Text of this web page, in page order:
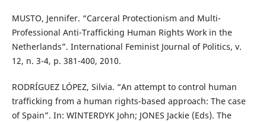
MUSTO, Jennifer. “Carceral Protectionism and Multi-
Professional Anti-Trafficking Human Rights Work in the
Netherlands”. International Feminist Journal of Politics, v.
12, n. 3-4, p. 381-400, 2010.
RODRÍGUEZ LÓPEZ, Silvia. “An attempt to control human
trafficking from a human rights-based approach: The case
of Spain”. In: WINTERDYK John; JONES Jackie (Eds). The